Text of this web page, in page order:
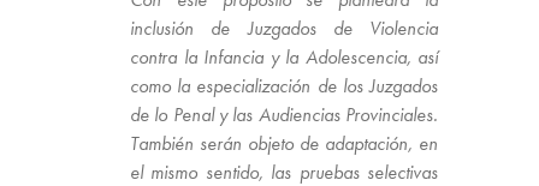
inclusión de Juzgados de Violencia
contra la Infancia y la Adolescencia, así
como la especialización de los Juzgados
de lo Penal y las Audiencias Provinciales.
También serán objeto de adaptación, en
el mismo sentido, las pruebas selectivas